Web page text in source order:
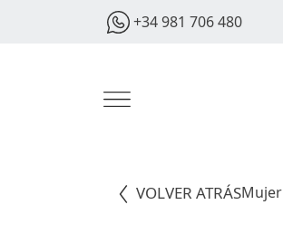
+34 981 706 480
VOLVER ATRÁSMujer